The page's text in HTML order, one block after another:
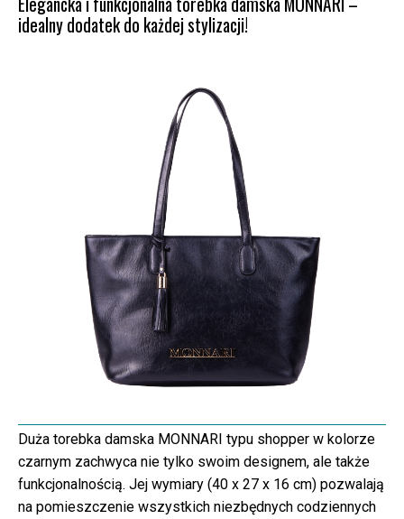
idealny dodatek do każdej stylizacji!
Duża torebka damska MONNARI typu shopper w kolorze
czarnym zachwyca nie tylko swoim designem, ale także
funkcjonalnością. Jej wymiary (40 x 27 x 16 cm) pozwalają
na pomieszczenie wszystkich niezbędnych codziennych